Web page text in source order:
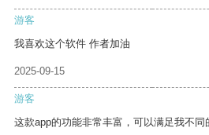
游客
我喜欢这个软件 作者加油
2025-09-15
游客
这款app的功能非常丰富，可以满足我不同